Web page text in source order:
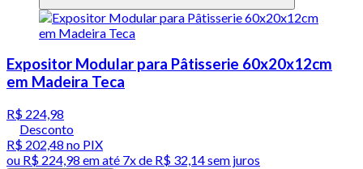
Expositor Modular para Pâtisserie 60x20x12cm
em Madeira Teca
R$ 224,98
Desconto
R$ 202,48 no PIX
ou R$ 224,98 em até 7x de R$ 32,14 sem juros